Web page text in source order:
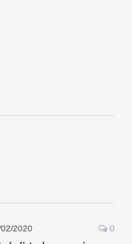
2020 0